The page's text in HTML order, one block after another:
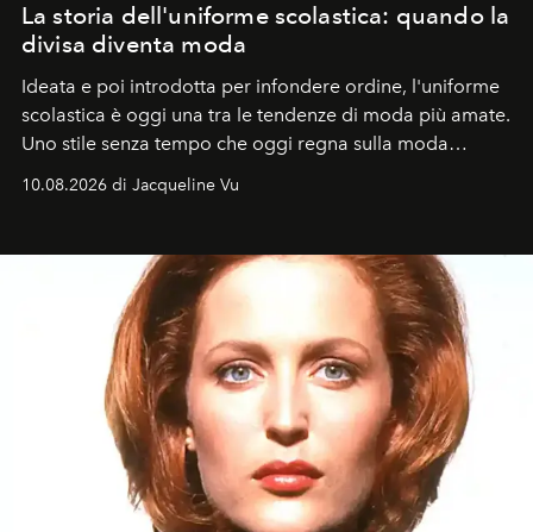
La storia dell'uniforme scolastica: quando la
divisa diventa moda
Ideata e poi introdotta per infondere ordine, l'uniforme
scolastica è oggi una tra le tendenze di moda più amate.
Uno stile senza tempo che oggi regna sulla moda
tradizionale e sulla cultura pop.
10.08.2026 di Jacqueline Vu